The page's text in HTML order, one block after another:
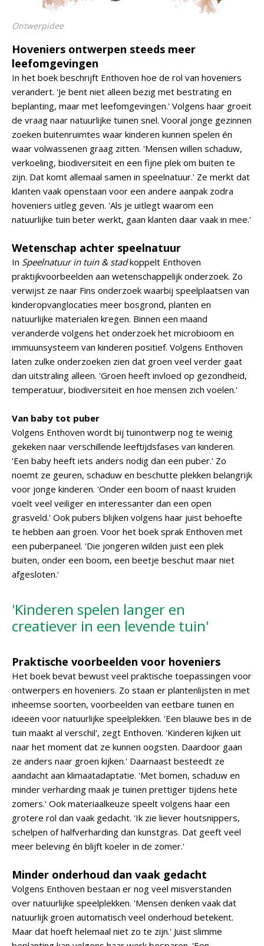
Ontwerpidee
Hoveniers ontwerpen steeds meer
leefomgevingen
In het boek beschrijft Enthoven hoe de rol van hoveniers
verandert. 'Je bent niet alleen bezig met bestrating en
beplanting, maar met leefomgevingen.' Volgens haar groeit
de vraag naar natuurlijke tuinen snel. Vooral jonge gezinnen
zoeken buitenruimtes waar kinderen kunnen spelen én
waar volwassenen graag zitten. 'Mensen willen schaduw,
verkoeling, biodiversiteit en een fijne plek om buiten te
zijn. Dat komt allemaal samen in speelnatuur.' Ze merkt dat
klanten vaak openstaan voor een andere aanpak zodra
hoveniers uitleg geven. 'Als je uitlegt waarom een
natuurlijke tuin beter werkt, gaan klanten daar vaak in mee.'
Wetenschap achter speelnatuur
In Speelnatuur in tuin & stadkoppelt Enthoven
praktijkvoorbeelden aan wetenschappelijk onderzoek. Zo
verwijst ze naar Fins onderzoek waarbij speelplaatsen van
kinderopvanglocaties meer bosgrond, planten en
natuurlijke materialen kregen. Binnen een maand
veranderde volgens het onderzoek het microbioom en
immuunsysteem van kinderen positief. Volgens Enthoven
laten zulke onderzoeken zien dat groen veel verder gaat
dan uitstraling alleen. 'Groen heeft invloed op gezondheid,
temperatuur, biodiversiteit en hoe mensen zich voelen.'
Van baby tot puber
Volgens Enthoven wordt bij tuinontwerp nog te weinig
gekeken naar verschillende leeftijdsfases van kinderen.
'Een baby heeft iets anders nodig dan een puber.' Zo
noemt ze geuren, schaduw en beschutte plekken belangrijk
voor jonge kinderen. 'Onder een boom of naast kruiden
voelt veel veiliger en interessanter dan een open
grasveld.' Ook pubers blijken volgens haar juist behoefte
te hebben aan groen. Voor het boek sprak Enthoven met
een puberpaneel. 'Die jongeren wilden juist een plek
buiten, onder een boom, een beetje beschut maar niet
afgesloten.'
'Kinderen spelen langer en
creatiever in een levende tuin'
Praktische voorbeelden voor hoveniers
Het boek bevat bewust veel praktische toepassingen voor
ontwerpers en hoveniers. Zo staan er plantenlijsten in met
inheemse soorten, voorbeelden van eetbare tuinen en
ideeën voor natuurlijke speelplekken. 'Een blauwe bes in de
tuin maakt al verschil', zegt Enthoven. 'Kinderen kijken uit
naar het moment dat ze kunnen oogsten. Daardoor gaan
ze anders naar groen kijken.' Daarnaast besteedt ze
aandacht aan klimaatadaptatie. 'Met bomen, schaduw en
minder verharding maak je tuinen prettiger tijdens hete
zomers.' Ook materiaalkeuze speelt volgens haar een
grotere rol dan vaak gedacht. 'Ik zie liever houtsnippers,
schelpen of halfverharding dan kunstgras. Dat geeft veel
meer beleving én blijft koeler in de zomer.'
Minder onderhoud dan vaak gedacht
Volgens Enthoven bestaan er nog veel misverstanden
over natuurlijke speelplekken. 'Mensen denken vaak dat
natuurlijk groen automatisch veel onderhoud betekent.
Maar dat hoeft helemaal niet zo te zijn.' Juist slimme